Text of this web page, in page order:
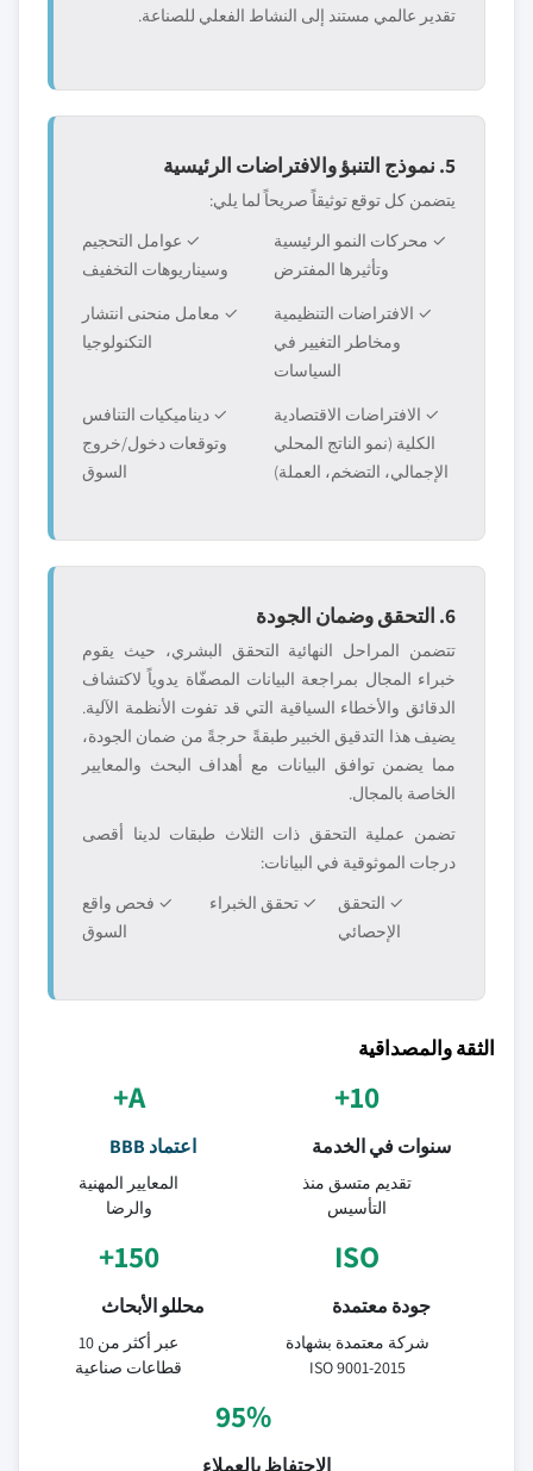
تقدير عالمي مستند إلى النشاط الفعلي للصناعة.
5. نموذج التنبؤ والافتراضات الرئيسية
يتضمن كل توقع توثيقاً صريحاً لما يلي:
✓ محركات النمو الرئيسية
وتأثيرها المفترض
✓ عوامل التحجيم
وسيناريوهات التخفيف
✓ الافتراضات التنظيمية
ومخاطر التغيير في
السياسات
✓ معامل منحنى انتشار
التكنولوجيا
✓ الافتراضات الاقتصادية
الكلية (نمو الناتج المحلي
الإجمالي، التضخم، العملة)
✓ ديناميكيات التنافس
وتوقعات دخول/خروج
السوق
6. التحقق وضمان الجودة
تتضمن المراحل النهائية التحقق البشري، حيث يقوم
خبراء المجال بمراجعة البيانات المصفّاة يدوياً لاكتشاف
الدقائق والأخطاء السياقية التي قد تفوت الأنظمة الآلية.
يضيف هذا التدقيق الخبير طبقةً حرجةً من ضمان الجودة،
مما يضمن توافق البيانات مع أهداف البحث والمعايير
الخاصة بالمجال.
تضمن عملية التحقق ذات الثلاث طبقات لدينا أقصى
درجات الموثوقية في البيانات:
✓ التحقق
الإحصائي
✓ تحقق الخبراء
✓ فحص واقع
السوق
الثقة والمصداقية
10+
سنوات في الخدمة
تقديم متسق منذ
التأسيس
A+
اعتماد BBB
المعايير المهنية
والرضا
ISO
جودة معتمدة
شركة معتمدة بشهادة
ISO 9001-2015
150+
محللو الأبحاث
عبر أكثر من 10
قطاعات صناعية
95%